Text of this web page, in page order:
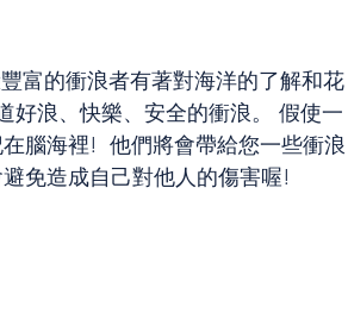
富的衝浪者有著對海洋的了解和花
好浪、快樂、安全的衝浪。 假使一
腦海裡!  他們將會帶給您一些衝浪
免造成自己對他人的傷害喔!